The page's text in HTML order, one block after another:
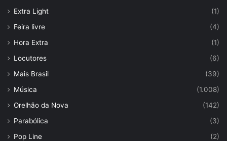
Extra Light
(1)
Feira livre
(4)
Hora Extra
(1)
Locutores
(6)
Mais Brasil
(39)
Música
(1.008)
Orelhão da Nova
(142)
Parabólica
(3)
Pop Line
(2)